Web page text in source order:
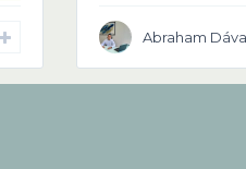
Abraham